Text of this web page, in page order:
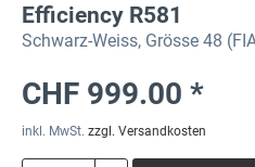
Efficiency R581
Schwarz-Weiss, Grösse 48
CHF 999.00 *
inkl. MwSt. zzgl. Versandkosten